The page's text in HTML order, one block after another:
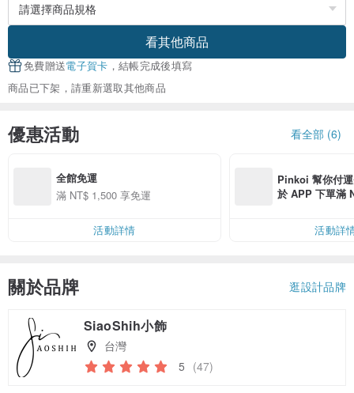
看其他商品
免費贈送電子賀卡 ，結帳完成後填寫
商品已下架，請重新選取其他商品
優惠活動 看全部 (6)
全館免運
滿 NT$ 1,500 享免運
活動詳情
Pinkoi 幫你付
於 APP 下單滿
活動詳
關於品牌 逛設計品牌
SiaoShih小飾
台灣
5 (47)